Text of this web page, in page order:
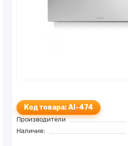
Код товара: AI-474
Производители
Наличие: